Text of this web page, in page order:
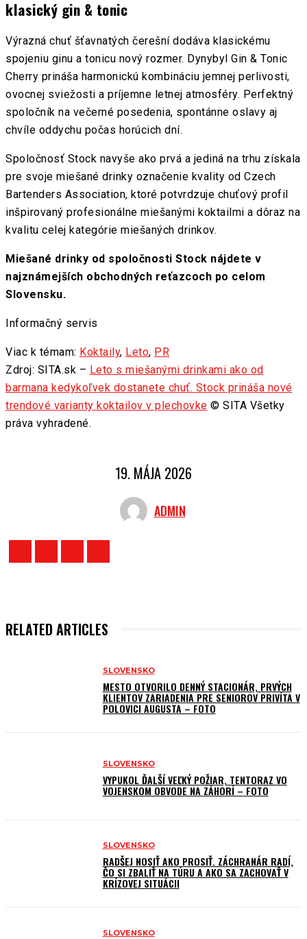
klasický gin & tonic
Výrazná chuť šťavnatých čerešní dodáva klasickému
spojeniu ginu a tonicu nový rozmer. Dynybyl Gin & Tonic
Cherry prináša harmonickú kombináciu jemnej perlivosti,
ovocnej sviežosti a príjemne letnej atmosféry. Perfektný
spoločník na večerné posedenia, spontánne oslavy aj
chvíle oddychu počas horúcich dní.
Spoločnosť Stock navyše ako prvá a jediná na trhu získala
pre svoje miešané drinky označenie kvality od Czech
Bartenders Association, ktoré potvrdzuje chuťový profil
inšpirovaný profesionálne miešanými koktailmi a dôraz na
kvalitu celej kategórie miešaných drinkov.
Miešané drinky od spoločnosti Stock nájdete v
najznámejších obchodných reťazcoch po celom
Slovensku.
Informačný servis
Viac k témam: Koktaily, Leto, PR
Zdroj: SITA.sk – Leto s miešanými drinkami ako od
barmana kedykoľvek dostanete chuť. Stock prináša nové
trendové varianty koktailov v plechovke © SITA Všetky
práva vyhradené.
19. MÁJA 2026
ADMIN
RELATED ARTICLES
SLOVENSKO
MESTO OTVORILO DENNÝ STACIONÁR, PRVÝCH
KLIENTOV ZARIADENIA PRE SENIOROV PRIVÍTA V
POLOVICI AUGUSTA – FOTO
SLOVENSKO
VYPUKOL ĎALŠÍ VEĽKÝ POŽIAR, TENTORAZ VO
VOJENSKOM OBVODE NA ZÁHORÍ – FOTO
SLOVENSKO
RADŠEJ NOSIŤ AKO PROSIŤ. ZÁCHRANÁR RADÍ,
ČO SI ZBALIŤ NA TÚRU A AKO SA ZACHOVAŤ V
KRÍZOVEJ SITUÁCII
SLOVENSKO